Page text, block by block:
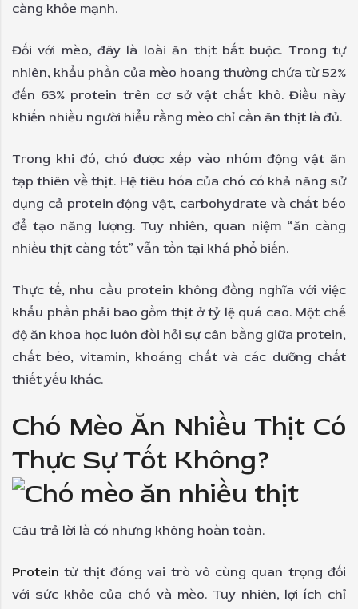
càng khỏe mạnh.
Đối với mèo, đây là loài ăn thịt bắt buộc. Trong tự
nhiên, khẩu phần của mèo hoang thường chứa từ 52%
đến 63% protein trên cơ sở vật chất khô. Điều này
khiến nhiều người hiểu rằng mèo chỉ cần ăn thịt là đủ.
Trong khi đó, chó được xếp vào nhóm động vật ăn
tạp thiên về thịt. Hệ tiêu hóa của chó có khả năng sử
dụng cả protein động vật, carbohydrate và chất béo
để tạo năng lượng. Tuy nhiên, quan niệm “ăn càng
nhiều thịt càng tốt” vẫn tồn tại khá phổ biến.
Thực tế, nhu cầu protein không đồng nghĩa với việc
khẩu phần phải bao gồm thịt ở tỷ lệ quá cao. Một chế
độ ăn khoa học luôn đòi hỏi sự cân bằng giữa protein,
chất béo, vitamin, khoáng chất và các dưỡng chất
thiết yếu khác.
Chó Mèo Ăn Nhiều Thịt Có
Thực Sự Tốt Không?
Câu trả lời là có nhưng không hoàn toàn.
Protein từ thịt đóng vai trò vô cùng quan trọng đối
với sức khỏe của chó và mèo. Tuy nhiên, lợi ích chỉ